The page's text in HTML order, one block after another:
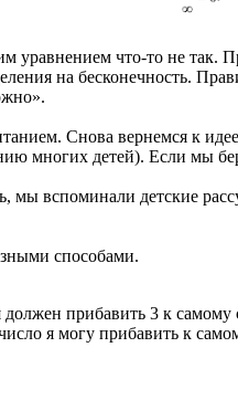
уравнением что-то не
на бесконечность.
Снова вернемся к
многих детей). Если мы
вспоминали детские
способами.
прибавить 3 к
я могу прибавить к